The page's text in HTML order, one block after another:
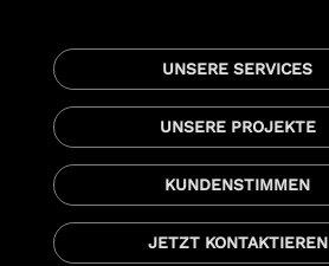
UNSERE SERVICES
UNSERE PROJEKTE
KUNDENSTIMMEN
JETZT KONTAKTIEREN